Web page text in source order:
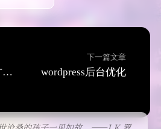
brook中转最新方法（脚本不行以后）
下一篇文章
wordpress后台优化